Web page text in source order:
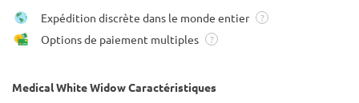
Expédition discrète dans le monde entier ?
Options de paiement multiples ?
Medical White Widow Caractéristiques